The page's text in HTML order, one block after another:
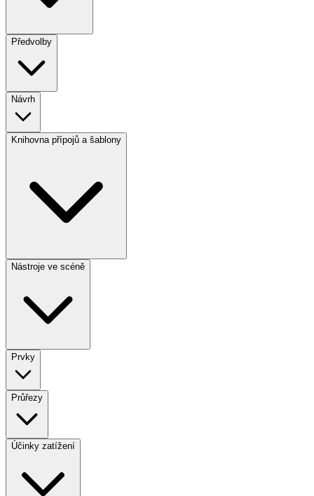
Předvolby
Návrh
Knihovna přípojů a šablony
Nástroje ve scéně
Prvky
Průřezy
Účinky zatížení